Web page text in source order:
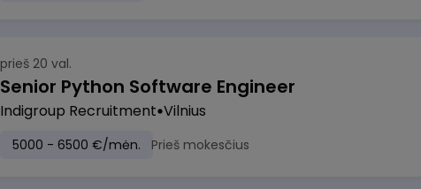
prieš 20 val.
Senior Python Software Engineer
Indigroup Recruitment Vilnius
5000 - 6500 €/mėn. Prieš mokesčius